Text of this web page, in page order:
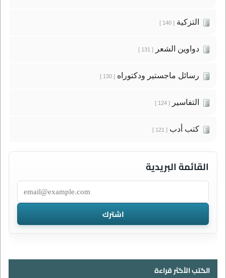
التزكية[ 140 ]
دواوين الشعر[ 131 ]
رسائل ماجستير ودكتوراه[ 130 ]
التفاسير[ 124 ]
كتب أدب[ 121 ]
القائمة البريدية
الكتب الأكثر قراءة